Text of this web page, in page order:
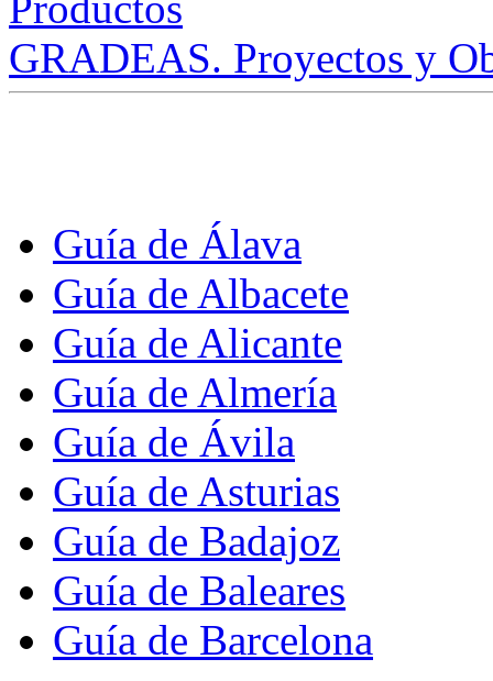
GRADEAS. Proyectos y
Guía de Álava
Guía de Albacete
Guía de Alicante
Guía de Almería
Guía de Ávila
Guía de Asturias
Guía de Badajoz
Guía de Baleares
Guía de Barcelona